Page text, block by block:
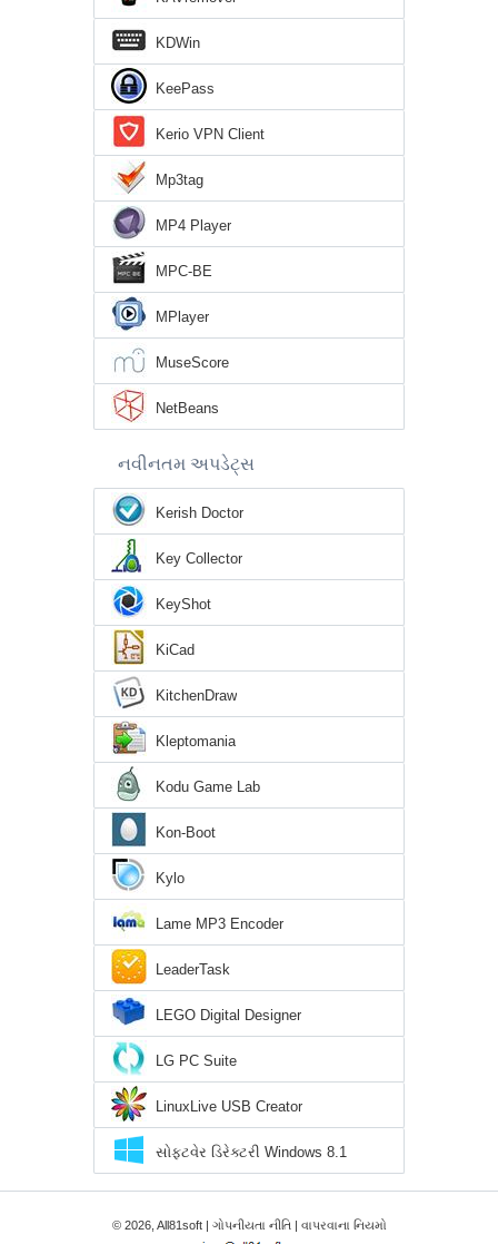
KDWin
KeePass
Kerio VPN Client
Mp3tag
MP4 Player
MPC-BE
MPlayer
MuseScore
NetBeans
નવીનતમ અપડેટ્સ
Kerish Doctor
Key Collector
KeyShot
KiCad
KitchenDraw
Kleptomania
Kodu Game Lab
Kon-Boot
Kylo
Lame MP3 Encoder
LeaderTask
LEGO Digital Designer
LG PC Suite
LinuxLive USB Creator
સોફ્ટવેર ડિરેક્ટરી Windows 8.1
© 2026, All81soft | ગોપનીયતા નીતિ| વાપરવાના નિયમો